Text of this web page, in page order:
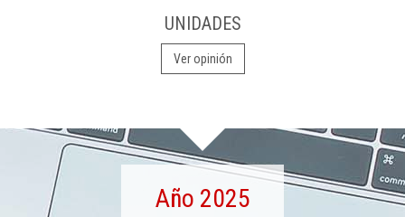
UNIDADES
Ver opinión
Año 2025